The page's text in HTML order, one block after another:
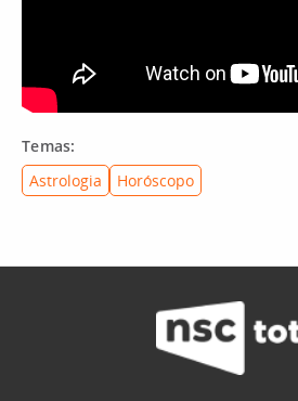
Temas:
Astrologia
Horóscopo